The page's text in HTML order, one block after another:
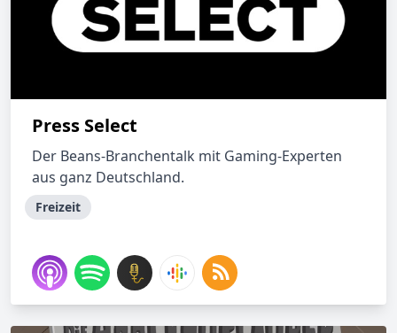
Press Select
Der Beans-Branchentalk mit Gaming-Experten
aus ganz Deutschland.
Freizeit